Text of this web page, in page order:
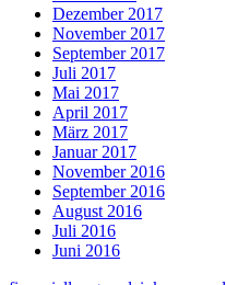
Dezember 2017
November 2017
September 2017
Juli 2017
Mai 2017
April 2017
März 2017
Januar 2017
November 2016
September 2016
August 2016
Juli 2016
Juni 2016